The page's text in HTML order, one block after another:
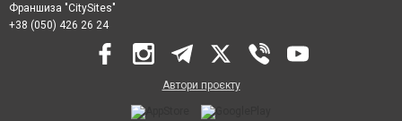
Франшиза "CitySites"
+38 (050) 426 26 24
Автори проєкту